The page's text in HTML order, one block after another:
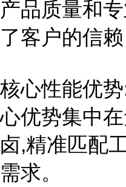
产品质量和
了客户的信赖
核心性能优
心优势集中
卤,精准匹配
需求。